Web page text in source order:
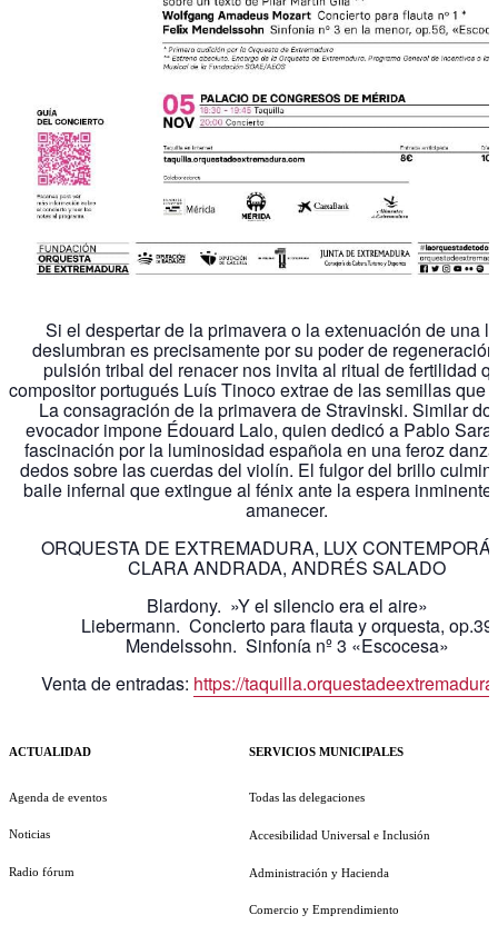
Si el despertar de la primavera o la extenuación de una
deslumbran es precisamente por su poder de
pulsión tribal del renacer nos invita al ritual de fertilidad
compositor portugués Luís Tinoco extrae de las semillas que
La consagración de la primavera de Stravinski. Similar
evocador impone Édouard Lalo, quien dedicó a Pablo
fascinación por la luminosidad española en una feroz
dedos sobre las cuerdas del violín. El fulgor del brillo
baile infernal que extingue al fénix ante la espera inminente
amanecer.
ORQUESTA DE EXTREMADURA, LUX
CLARA ANDRADA, ANDRÉS SALADO
Blardony. »Y el silencio era el aire»
Liebermann. Concierto para flauta y orquesta, op.39
Mendelssohn. Sinfonía nº 3 «Escocesa»
Venta de entradas: https://
ACTUALIDAD
Agenda de eventos
Noticias
Radio fórum
SERVICIOS MUNICIPALES
Todas las delegaciones
Accesibilidad Universal e Inclusión
Administración y Hacienda
Comercio y Emprendimiento